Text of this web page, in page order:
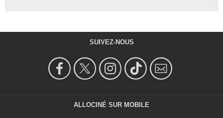
SUIVEZ-NOUS
ALLOCINÉ SUR MOBILE